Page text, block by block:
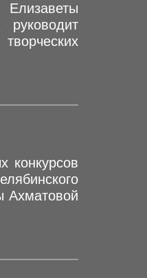
конкурсов
Ахматовой